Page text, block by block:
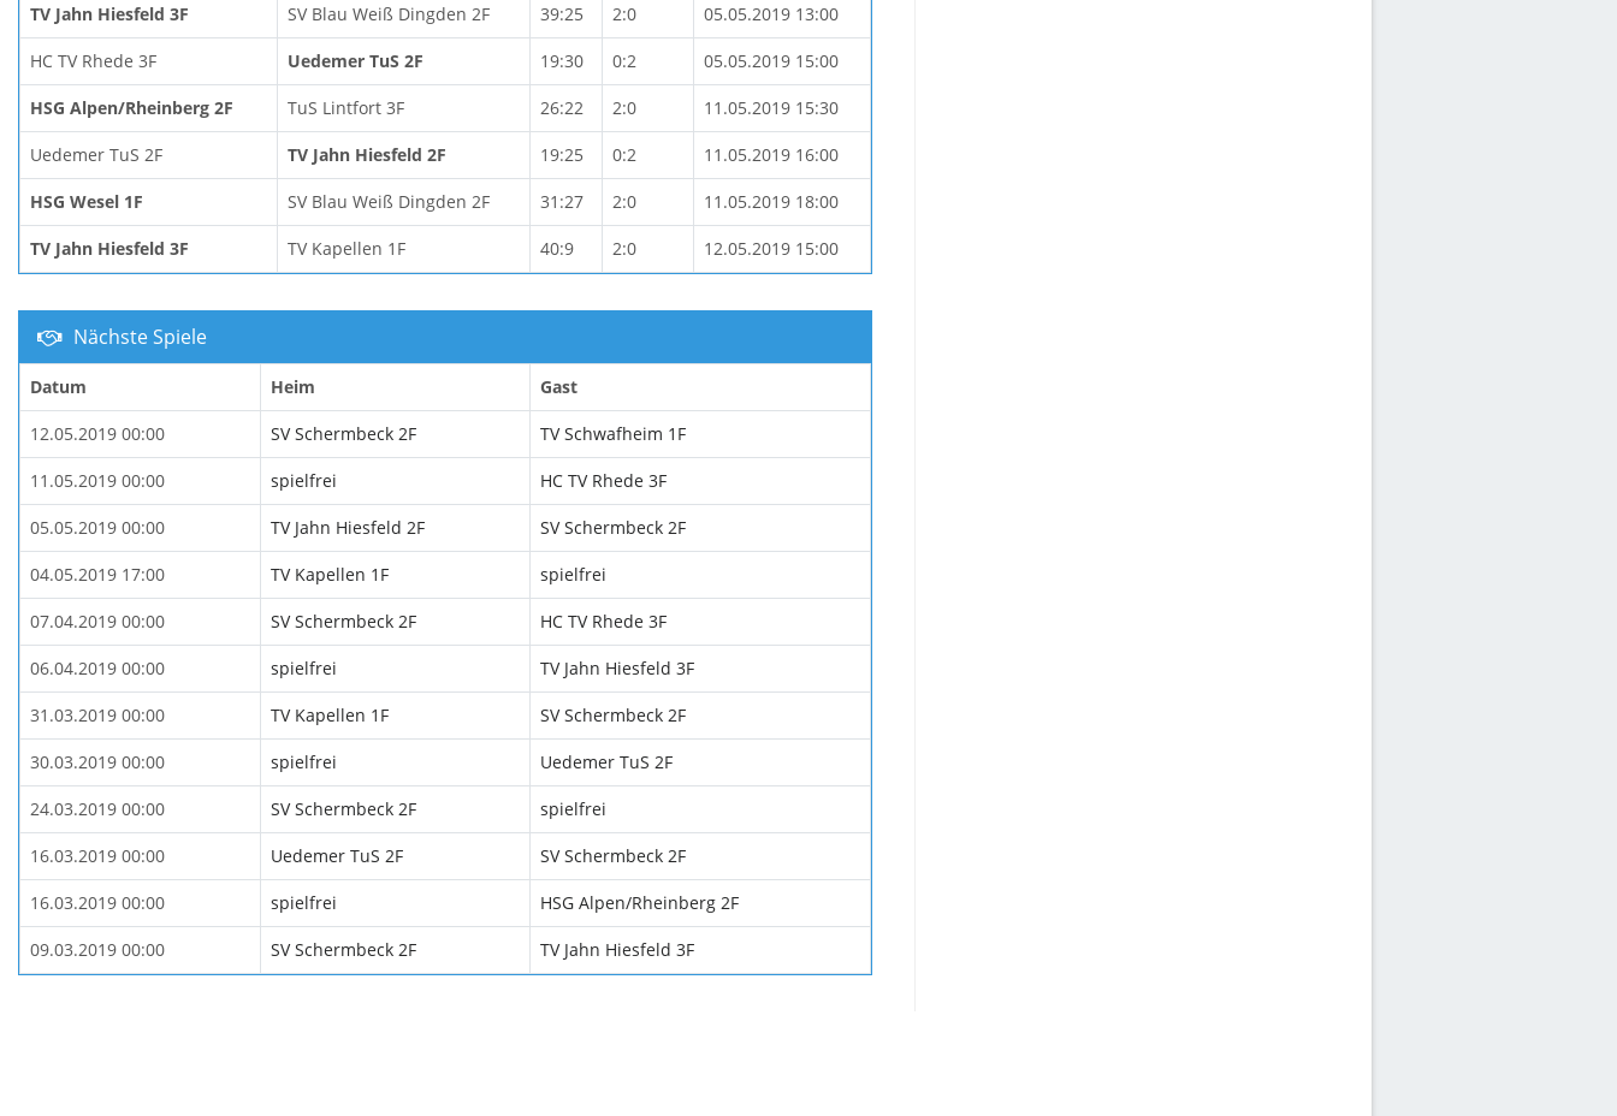
TV Jahn Hiesfeld 3F SV Blau Weiß Dingden 2F 39:25 2:0 05.05.2019 13:00
HC TV Rhede 3F Uedemer TuS 2F 19:30 0:2 05.05.2019 15:00
HSG Alpen/Rheinberg 2F TuS Lintfort 3F 26:22 2:0 11.05.2019 15:30
Uedemer TuS 2F TV Jahn Hiesfeld 2F 19:25 0:2 11.05.2019 16:00
HSG Wesel 1F SV Blau Weiß Dingden 2F 31:27 2:0 11.05.2019 18:00
TV Jahn Hiesfeld 3F TV Kapellen 1F 40:9 2:0 12.05.2019 15:00
Nächste Spiele
Datum Heim Gast
12.05.2019 00:00 SV Schermbeck 2F TV Schwafheim 1F
11.05.2019 00:00 spielfrei HC TV Rhede 3F
05.05.2019 00:00 TV Jahn Hiesfeld 2F SV Schermbeck 2F
04.05.2019 17:00 TV Kapellen 1F spielfrei
07.04.2019 00:00 SV Schermbeck 2F HC TV Rhede 3F
06.04.2019 00:00 spielfrei TV Jahn Hiesfeld 3F
31.03.2019 00:00 TV Kapellen 1F SV Schermbeck 2F
30.03.2019 00:00 spielfrei Uedemer TuS 2F
24.03.2019 00:00 SV Schermbeck 2F spielfrei
16.03.2019 00:00 Uedemer TuS 2F SV Schermbeck 2F
16.03.2019 00:00 spielfrei HSG Alpen/Rheinberg 2F
09.03.2019 00:00 SV Schermbeck 2F TV Jahn Hiesfeld 3F